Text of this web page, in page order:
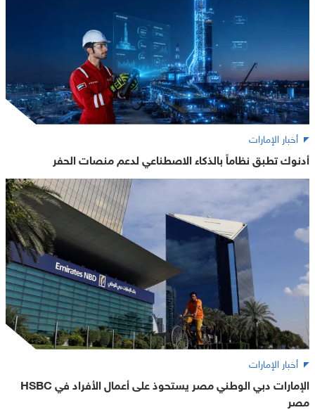
أخبار الإمارات
أدنوك تطبق نظاماً بالذكاء الاصطناعي لدعم منصات الحفر
أخبار الإمارات
الإمارات دبي الوطني مصر يستحوذ على أعمال الأفراد في HSBC
مصر